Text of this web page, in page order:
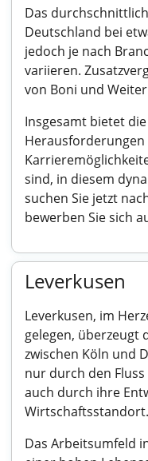
Das
Deutschland bei
jedoch je nach
variieren.
von Boni und
Insgesamt bietet
Herausforderungen
sind, in diesem
suchen Sie jetzt
bewerben Sie sich
Leverkusen
Leverkusen, im
gelegen, überzeugt
zwischen Köln und
nur durch den
auch durch ihre
Wirtschaftsstandort.
Das Arbeitsumfeld